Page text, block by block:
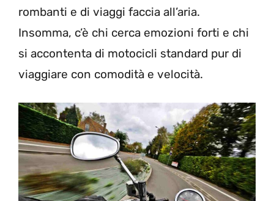
rombanti e di viaggi faccia all’aria.
Insomma, c’è chi cerca emozioni forti e chi
si accontenta di motocicli standard pur di
viaggiare con comodità e velocità.